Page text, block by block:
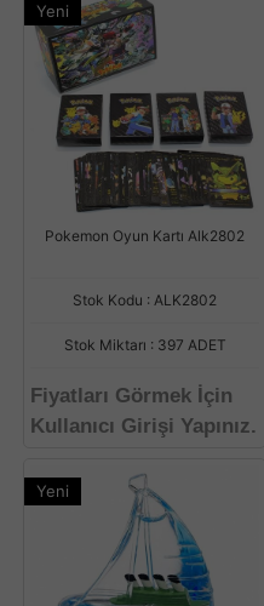
Yeni
Pokemon Oyun Kartı Alk2802
Stok Kodu : ALK2802
Stok Miktarı : 397 ADET
Fiyatları Görmek İçin
Kullanıcı Girişi Yapınız.
Yeni